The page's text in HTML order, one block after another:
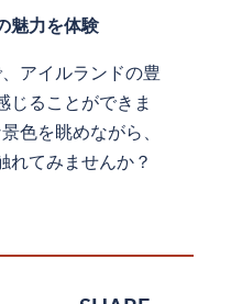
魅力を体験
アイルランドの豊
じることができま
色を眺めながら、
れてみませんか？